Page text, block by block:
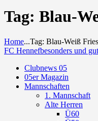
Tag: Blau-
Home...Tag: Blau-Weiß
FC Hennefbesonders und gut
Clubnews 05
05er Magazin
Mannschaften
1. Mannschaft
Alte Herren
Ü60